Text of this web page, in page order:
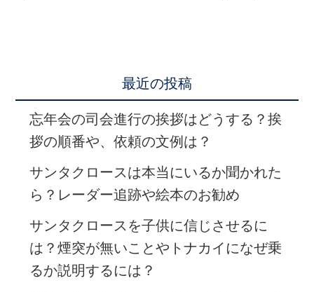
最近の投稿
忘年会の司会進行の挨拶はどうする？挨
拶の順番や、依頼の文例は？
サンタクロースは本当にいるか聞かれた
ら？レーダー追跡や絵本のお勧め
サンタクロースを子供に信じさせるに
は？煙突が無いことやトナカイになぜ乗
るか説明するには？